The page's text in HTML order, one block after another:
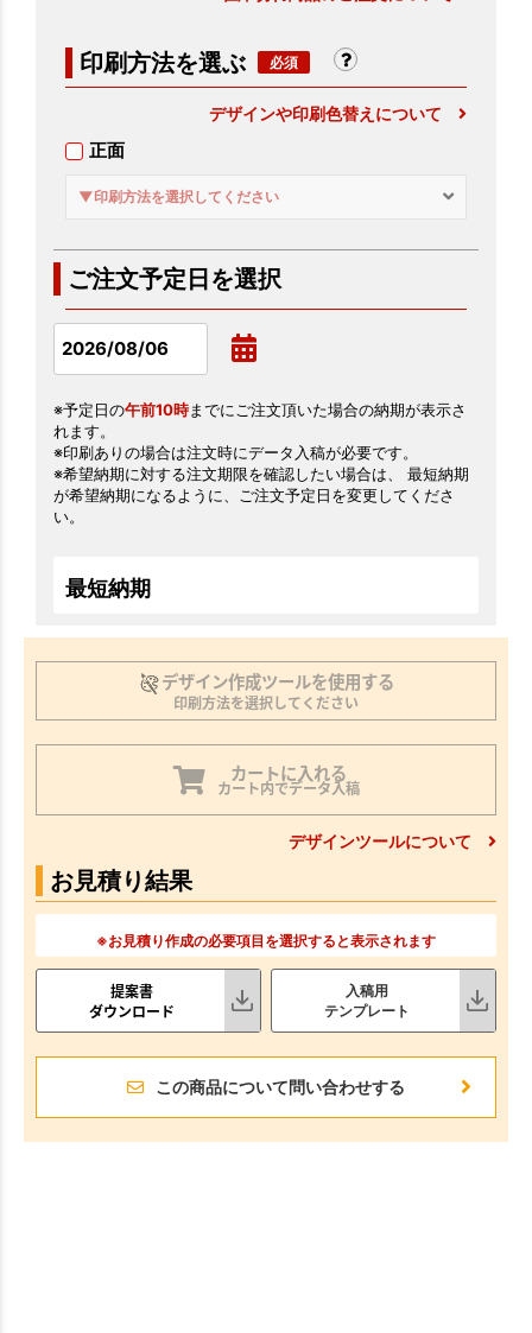
印刷方法を選ぶ
デザインや印刷色替えについて
正面
▼印刷方法を選択してください
ご注文予定日を選択
※予定日の午前10時までにご注文頂いた場合の納期が表示さ
れます。
※印刷ありの場合は注文時にデータ入稿が必要です。
※希望納期に対する注文期限を確認したい場合は、 最短納期
が希望納期になるように、ご注文予定日を変更してくださ
い。
最短納期
デザイン作成ツールを使用する
印刷方法を選択してください
カートに入れる
カート内でデータ入稿
デザインツールについて
お見積り結果
※お見積り作成の必要項目を選択すると表示されます
提案書
ダウンロード
入稿用
テンプレート
この商品について問い合わせする